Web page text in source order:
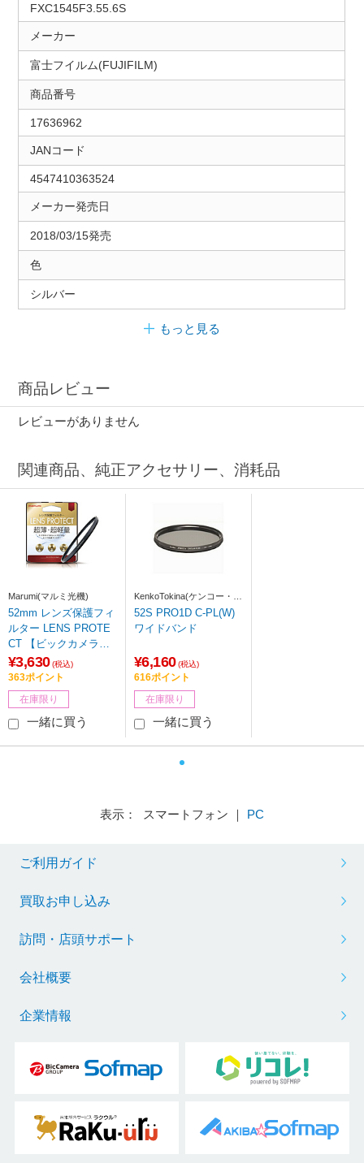
FXC1545F3.55.6S
メーカー
富士フイルム(FUJIFILM)
商品番号
17636962
JANコード
4547410363524
メーカー発売日
2018/03/15発売
色
シルバー
もっと見る
商品レビュー
レビューがありません
関連商品、純正アクセサリー、消耗品
Marumi(マルミ光機)
52mm レンズ保護フィ
ルター LENS PROTE
CT 【ビックカメラグ
ループオリジナル】
¥3,630 (税込)
363ポイント
在庫限り
一緒に買う
KenkoTokina(ケンコー・ト
キナー)
52S PRO1D C-PL(W)
ワイドバンド
¥6,160 (税込)
616ポイント
在庫限り
一緒に買う
表示： スマートフォン ｜ PC
ご利用ガイド
買取お申し込み
訪問・店頭サポート
会社概要
企業情報